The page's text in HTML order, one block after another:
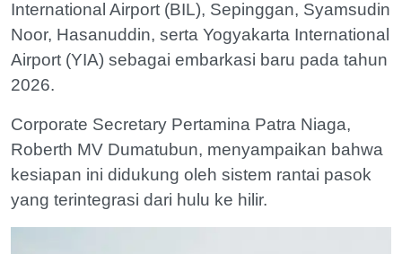
International Airport (BIL), Sepinggan, Syamsudin
Noor, Hasanuddin, serta Yogyakarta International
Airport (YIA) sebagai embarkasi baru pada tahun
2026.
Corporate Secretary Pertamina Patra Niaga,
Roberth MV Dumatubun, menyampaikan bahwa
kesiapan ini didukung oleh sistem rantai pasok
yang terintegrasi dari hulu ke hilir.